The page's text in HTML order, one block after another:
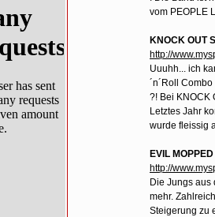
vom PEOPLE
KNOCK OUT
http://
Uuuhh... ich
´n´Roll
?! Bei KNOCK
Letztes Jahr
wurde fleissig
EVIL
http://
Die Jungs
mehr.
Steigerung zu